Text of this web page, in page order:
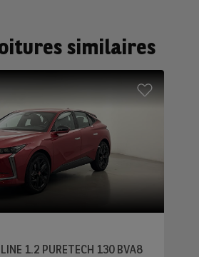
similaires
1.2 PURETECH 130 BVA8